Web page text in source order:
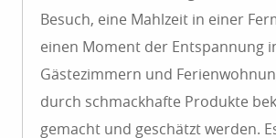
Besuch, eine Mahlzeit in einer
einen Moment der Entspannung
Gästezimmern und
durch schmackhafte Produkte
gemacht und geschätzt werden.